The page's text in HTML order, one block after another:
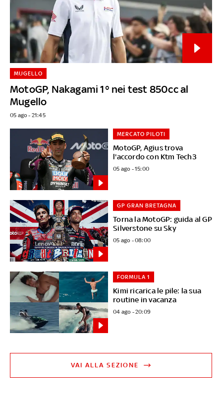
MotoGP, Nakagami 1° nei test 850cc al
Mugello
MUGELLO
05 ago - 21:45
MotoGP, Agius trova
l'accordo con Ktm Tech3
MERCATO PILOTI
05 ago - 15:00
Torna la MotoGP: guida al GP
Silverstone su Sky
GP GRAN BRETAGNA
05 ago - 08:00
Kimi ricarica le pile: la sua
routine in vacanza
FORMULA 1
04 ago - 20:09
VAI ALLA SEZIONE